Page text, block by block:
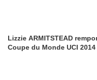
Lizzie ARMITSTEAD
Coupe du Monde UCI 2014